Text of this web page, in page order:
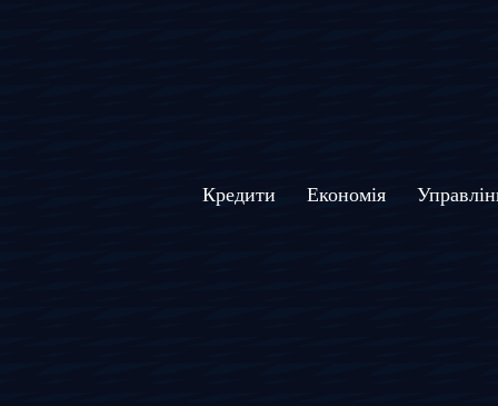
Кредити Економія